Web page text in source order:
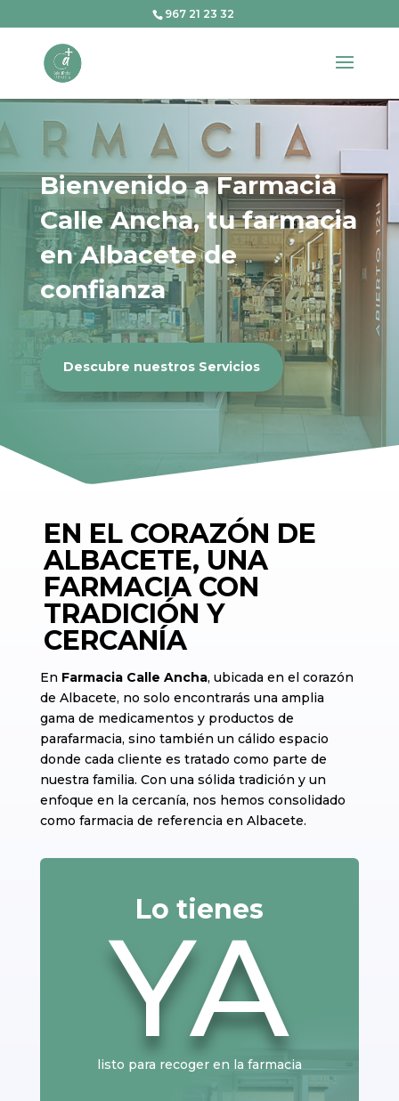
967 21 23 32
Bienvenido a Farmacia
Calle Ancha, tu farmacia
en Albacete de
confianza
Descubre nuestros Servicios
EN EL CORAZÓN DE
ALBACETE, UNA
FARMACIA CON
TRADICIÓN Y
CERCANÍA
En Farmacia Calle Ancha, ubicada en el corazón
de Albacete, no solo encontrarás una amplia
gama de medicamentos y productos de
parafarmacia, sino también un cálido espacio
donde cada cliente es tratado como parte de
nuestra familia. Con una sólida tradición y un
enfoque en la cercanía, nos hemos consolidado
como farmacia de referencia en Albacete.
Lo tienes
YA
listo para recoger en la farmacia